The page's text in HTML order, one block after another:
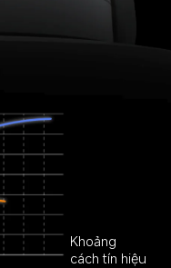
Khoảng
cách tín hiệu